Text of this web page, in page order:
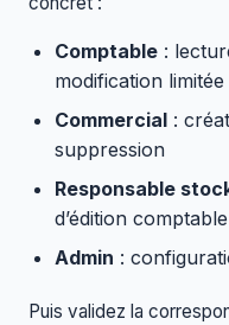
Comptable:
modification limitée
Commercial:
suppression
Responsable
d’édition comptable
Admin :
Puis validez la